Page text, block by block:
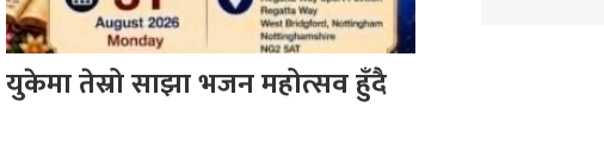
युकेमा तेस्रो साझा भजन महोत्सव हुँदै